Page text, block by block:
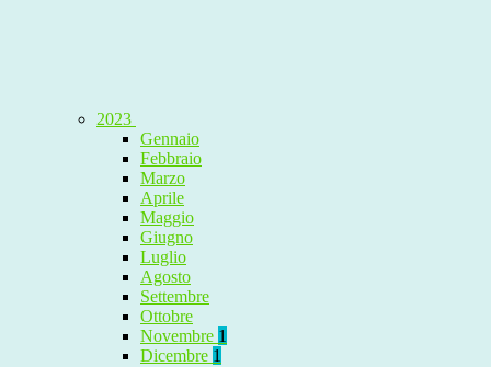
2023
Gennaio
Febbraio
Marzo
Aprile
Maggio
Giugno
Luglio
Agosto
Settembre
Ottobre
Novembre 1
Dicembre 1